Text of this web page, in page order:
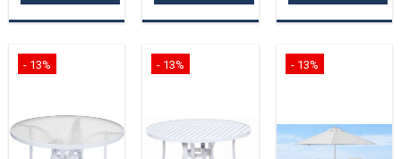
- 13% - 13% - 13%